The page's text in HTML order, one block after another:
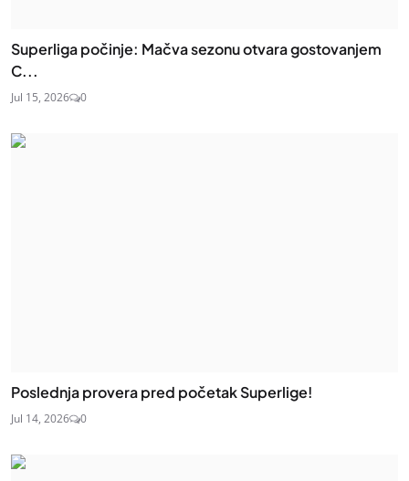
Superliga počinje: Mačva sezonu otvara gostovanjem
C...
Jul 15, 2026 0
Poslednja provera pred početak Superlige!
Jul 14, 2026 0